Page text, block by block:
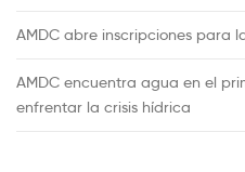
AMDC abre inscripciones para
AMDC encuentra agua en el
enfrentar la crisis hídrica